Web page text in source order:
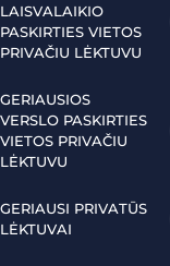
LAISVALAIKIO
PASKIRTIES VIETOS
PRIVAČIU LĖKTUVU
GERIAUSIOS
VERSLO PASKIRTIES
VIETOS PRIVAČIU
LĖKTUVU
GERIAUSI PRIVATŪS
LĖKTUVAI